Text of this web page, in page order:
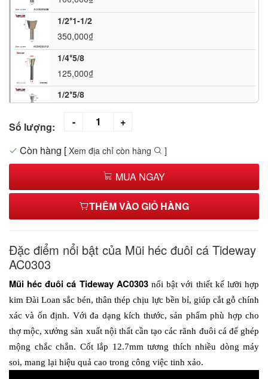
1/2*1-1/2
350,000₫
1/4*5/8
125,000₫
1/2*5/8
140,000₫
1/2*1-1/4
390,000₫
Số lượng:
Còn hàng [ Xem địa chỉ còn hàng ]
MUA NGAY
THÊM VÀO GIỎ HÀNG
Đặc điểm nổi bật của Mũi héc đuôi cá Tideway
AC0303
Mũi héc đuôi cá Tideway AC0303 nổi bật với thiết kế lưỡi hợp
kim Đài Loan sắc bén, thân thép chịu lực bền bỉ, giúp cắt gỗ chính
xác và ổn định. Với đa dạng kích thước, sản phẩm phù hợp cho
thợ mộc, xưởng sản xuất nội thất cần tạo các rãnh đuôi cá để ghép
mộng chắc chắn. Cốt lắp 12.7mm tương thích nhiều dòng máy
soi, mang lại hiệu quả cao trong công việc tinh xảo.